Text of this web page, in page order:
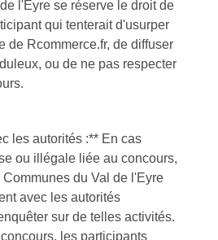
l'Eyre se réserve le droit de
qui tenterait d'usurper
de Rcommerce.fr, de diffuser
ou de ne pas respecter
les autorités :** En cas
ou illégale liée au concours,
Communes du Val de l'Eyre
avec les autorités
sur de telles activités.
les participants